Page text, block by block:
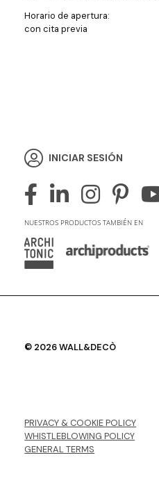
Horario de apertura:
con cita previa
INICIAR SESIÓN
NUESTROS PRODUCTOS TAMBIÉN EN
© 2026 WALL&DECÒ
PRIVACY & COOKIE POLICY
WHISTLEBLOWING POLICY
GENERAL TERMS